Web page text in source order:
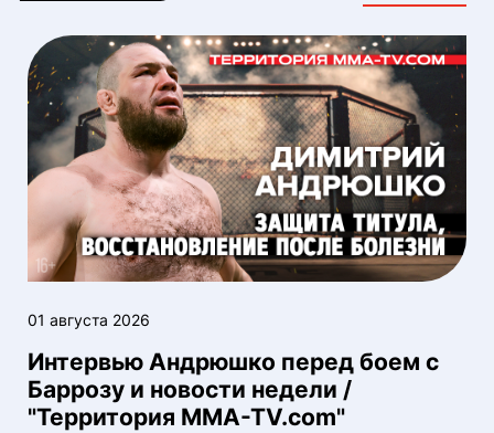
01 августа 2026
Интервью Андрюшко перед боем с
Баррозу и новости недели /
"Территория MMA-TV.com"